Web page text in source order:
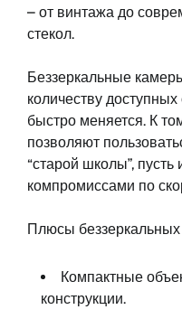
– от винтажа до
стекол.
Беззеркальные
количеству
быстро меняется. К
позволяют
“старой школы”,
компромиссами по
Плюсы
Компактные
конструкции.